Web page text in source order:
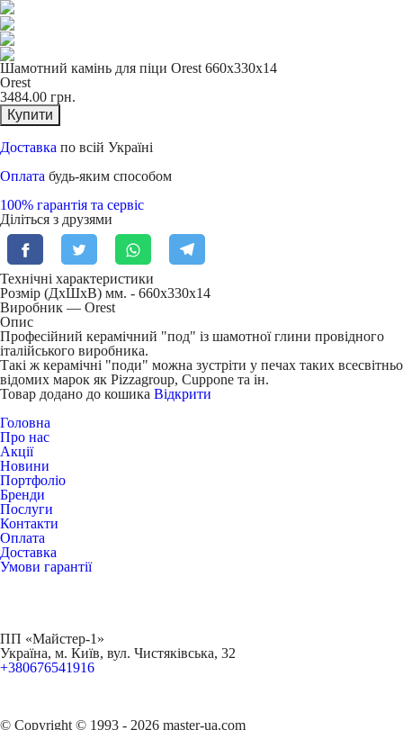
Шамотний камінь для піци Orest 660x330x14
Orest
3484.00 грн.
Купити
Доставка по всій Україні
Оплата будь-яким способом
100% гарантія та сервіс
Діліться з друзями
Технічні характеристики
Розмір (ДхШхВ) мм. - 660х330х14
Виробник — Orest
Опис
Професійний керамічний "под" із шамотної глини провідного
італійського виробника.
Такі ж керамічні "поди" можна зустріти у печах таких всесвітньо
відомих марок як Pizzagroup, Cuppone та ін.
Товар додано до кошика Відкрити
Головна
Про нас
Акції
Новини
Портфоліо
Бренди
Послуги
Контакти
Оплата
Доставка
Умови гарантії
ПП «Майстер-1»
Українa, м. Київ, вул. Чистяківська, 32
+380676541916
© Copyright © 1993 - 2026 master-ua.com